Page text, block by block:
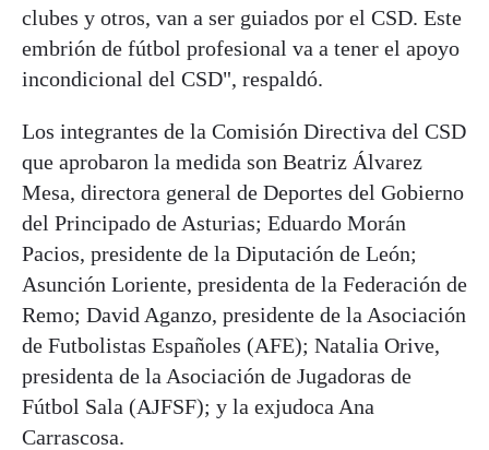
clubes y otros, van a ser guiados por el CSD. Este
embrión de fútbol profesional va a tener el apoyo
incondicional del CSD", respaldó.
Los integrantes de la Comisión Directiva del CSD
que aprobaron la medida son Beatriz Álvarez
Mesa, directora general de Deportes del Gobierno
del Principado de Asturias; Eduardo Morán
Pacios, presidente de la Diputación de León;
Asunción Loriente, presidenta de la Federación de
Remo; David Aganzo, presidente de la Asociación
de Futbolistas Españoles (AFE); Natalia Orive,
presidenta de la Asociación de Jugadoras de
Fútbol Sala (AJFSF); y la exjudoca Ana
Carrascosa.